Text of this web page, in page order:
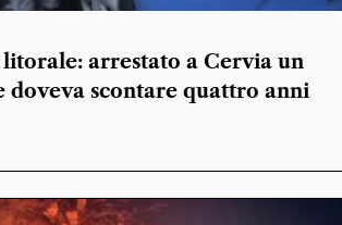
arrestato a Cervia un
doveva scontare quattro anni